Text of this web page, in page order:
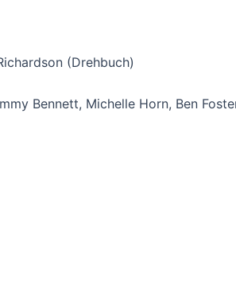
(Drehbuch)
Bennett, Michelle Horn, Ben